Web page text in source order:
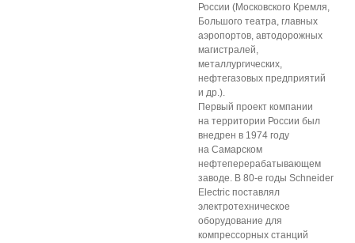
России (Московского Кремля,
Большого театра, главных
аэропортов, автодорожных
магистралей,
металлургических,
нефтегазовых предприятий
и др.).
Первый проект компании
на территории России был
внедрен в 1974 году
на Самарском
нефтеперерабатывающем
заводе. В 80-е годы Schneider
Electric поставлял
электротехническое
оборудование для
компрессорных станций